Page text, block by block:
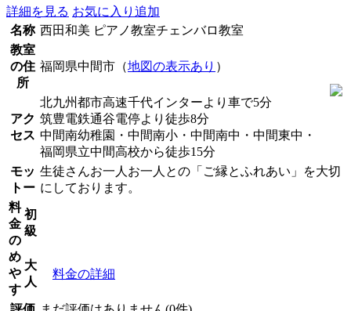
詳細を見る お気に入り追加
名称 西田和美 ピアノ教室チェンバロ教室
教室
の住
所
福岡県中間市（地図の表示あり ）
アク
セス
北九州都市高速千代インターより車で5分
筑豊電鉄通谷電停より徒歩8分
中間南幼稚園・中間南小・中間南中・中間東中・
福岡県立中間高校から徒歩15分
モッ
トー
生徒さんお一人お一人との「ご縁とふれあい」を大切
にしております。
料
金
の
め
や
す
初
級
大
人
料金の詳細